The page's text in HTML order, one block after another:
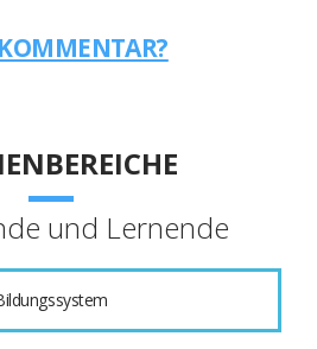
und Lernende